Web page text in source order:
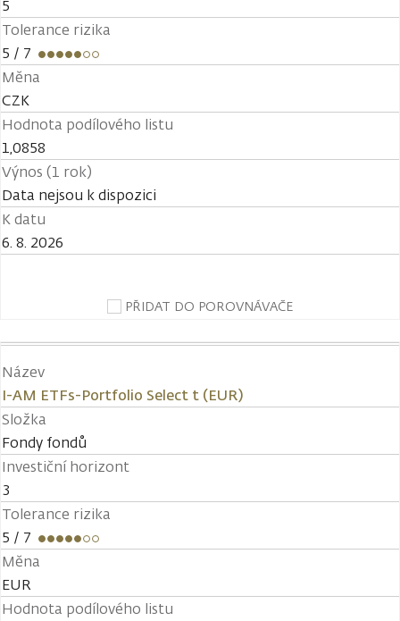
5
Tolerance rizika
5 / 7
Měna
CZK
Hodnota podílového listu
1,0858
Výnos (1 rok)
Data nejsou k dispozici
K datu
6. 8. 2026
PŘIDAT DO POROVNÁVAČE
Název
I-AM ETFs-Portfolio Select t (EUR)
Složka
Fondy fondů
Investiční horizont
3
Tolerance rizika
5 / 7
Měna
EUR
Hodnota podílového listu